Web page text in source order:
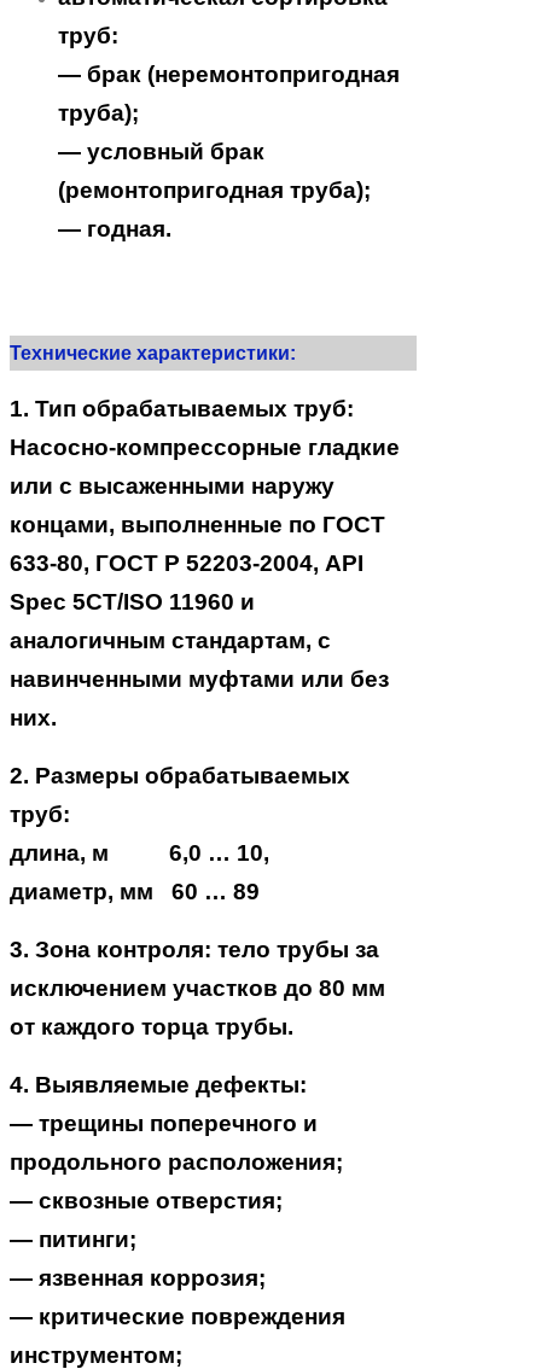
труб:
— брак (неремонтопригодная
труба);
— условный брак
(ремонтопригодная труба);
— годная.
Технические характеристики:
1. Тип обрабатываемых труб:
Насосно-компрессорные гладкие
или с высаженными наружу
концами, выполненные по ГОСТ
633-80, ГОСТ Р 52203-2004, API
Spec 5CT/ISO 11960 и
аналогичным стандартам, с
навинченными муфтами или без
них.
2. Размеры обрабатываемых
труб:
длина, м 6,0 … 10,
диаметр, мм 60 … 89
3. Зона контроля: тело трубы за
исключением участков до 80 мм
от каждого торца трубы.
4. Выявляемые дефекты:
— трещины поперечного и
продольного расположения;
— сквозные отверстия;
— питинги;
— язвенная коррозия;
— критические повреждения
инструментом;